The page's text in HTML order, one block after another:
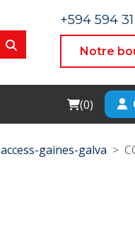
+594 594 31
Notre
Cart
(0)
access-gaines-galva